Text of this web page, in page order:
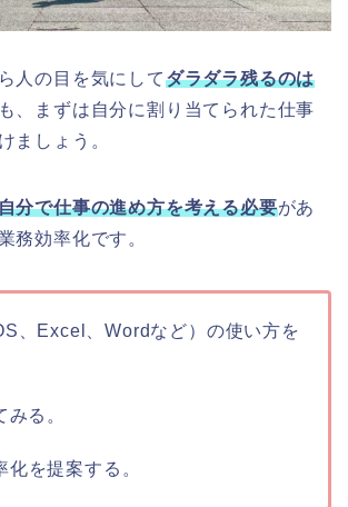
人の目を気にしてダラダラ残るのは
も、まずは自分に割り当てられた仕事
ましょう。
分で仕事の進め方を考える必要があ
務効率化です。
、Excel、Wordなど）の使い方を
みる。
化を提案する。